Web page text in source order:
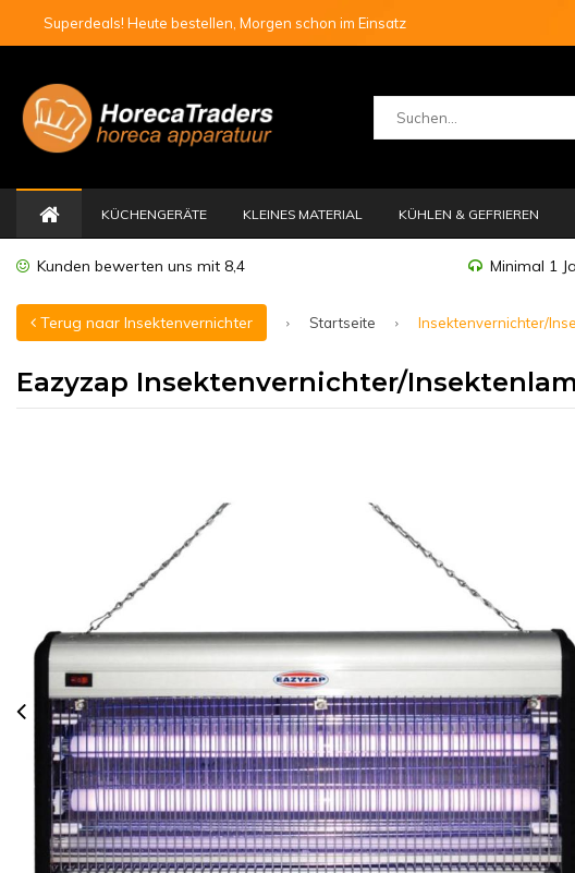
Superdeals! Heute bestellen, Morgen schon im Einsatz
KÜCHENGERÄTE KLEINES MATERIAL KÜHLEN & GEFRIEREN
Kunden bewerten uns mit 8,4 Minimal 1
Terug naar Insektenvernichter Startseite Insektenvernichter/
Eazyzap Insektenvernichter/